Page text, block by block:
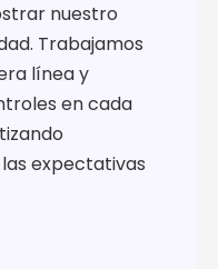
nuestro
Trabajamos
línea y
en cada
expectativas